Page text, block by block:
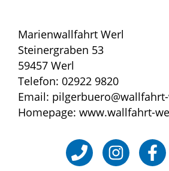
Marienwallfahrt Werl
Steinergraben 53
59457 Werl
Telefon: 02922 9820
Email:
Homepage: www.wallfahrt-